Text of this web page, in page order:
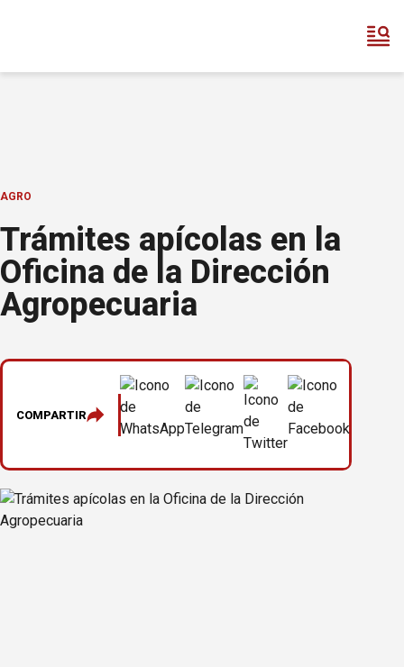
AGRO
Trámites apícolas en la
Oficina de la Dirección
Agropecuaria
COMPARTIR